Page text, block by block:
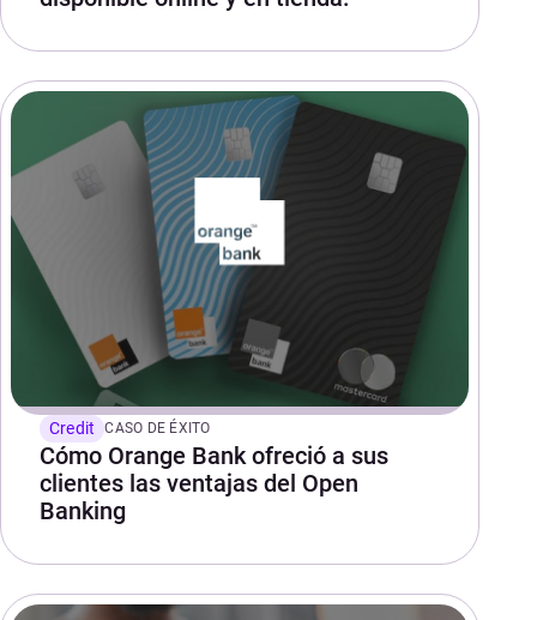
Credit CASO DE ÉXITO
Cómo Orange Bank ofreció a sus
clientes las ventajas del Open
Banking